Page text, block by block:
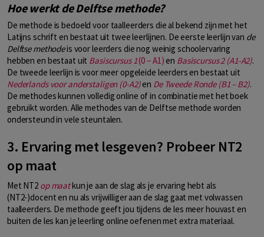
Hoe werkt de Delftse methode?
De methode is bedoeld voor taalleerders die al bekend zijn met het
Latijns schrift en bestaat uit twee leerlijnen. De eerste leerlijn van de
Delftse methodeis voor leerders die nog weinig schoolervaring
hebben en bestaat uit Basiscursus 1(0 – A1)en Basiscursus 2 (A1-A2).
De tweede leerlijn is voor meer opgeleide leerders en bestaat uit
Nederlands voor anderstaligen (0-A2)en De Tweede Ronde (B1 – B2).
De methodes kunnen volledig online of in combinatie met het boek
gebruikt worden. Alle methodes van de Delftse methode worden
ondersteund in vele steuntalen.
3. Ervaring met lesgeven? Probeer NT2
op maat
Met NT2 op maatkun je aan de slag als je ervaring hebt als
(NT2-)docent en nu als vrijwilliger aan de slag gaat met volwassen
taalleerders. De methode geeft jou tijdens de les meer houvast en
buiten de les kan je leerling online oefenen met extra materiaal.